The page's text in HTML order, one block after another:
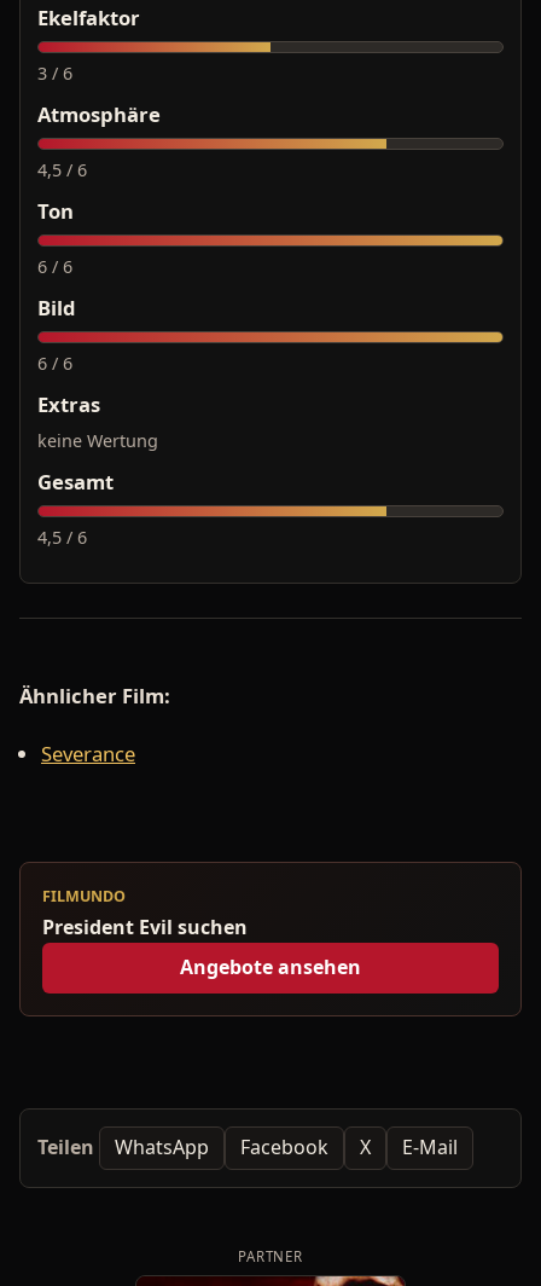
Ekelfaktor
3 / 6
Atmosphäre
4,5 / 6
Ton
6 / 6
Bild
6 / 6
Extras
keine Wertung
Gesamt
4,5 / 6
Ähnlicher Film:
Severance
FILMUNDO
President Evil suchen
Angebote ansehen
Teilen WhatsApp Facebook X E-Mail
PARTNER